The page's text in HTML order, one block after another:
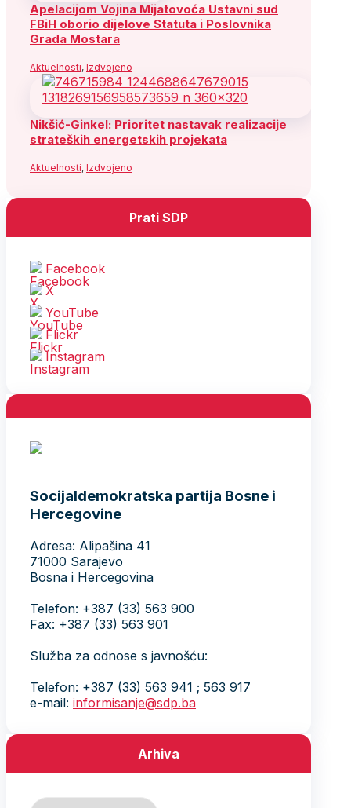
Apelacijom Vojina Mijatovoća Ustavni sud
FBiH oborio dijelove Statuta i Poslovnika
Grada Mostara
Aktuelnosti, Izdvojeno
Nikšić-Ginkel: Prioritet nastavak realizacije
strateških energetskih projekata
Aktuelnosti, Izdvojeno
Prati SDP
Facebook
X
YouTube
Flickr
Instagram
Socijaldemokratska partija Bosne i
Hercegovine
Adresa: Alipašina 41
71000 Sarajevo
Bosna i Hercegovina
Telefon: +387 (33) 563 900
Fax: +387 (33) 563 901
Služba za odnose s javnošću:
Telefon: +387 (33) 563 941 ; 563 917
e-mail: informisanje@sdp.ba
Arhiva
Arhiva